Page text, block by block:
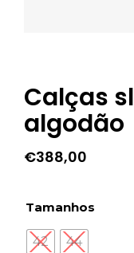
Calças
algodão
€388,00
Tamanhos
42 44